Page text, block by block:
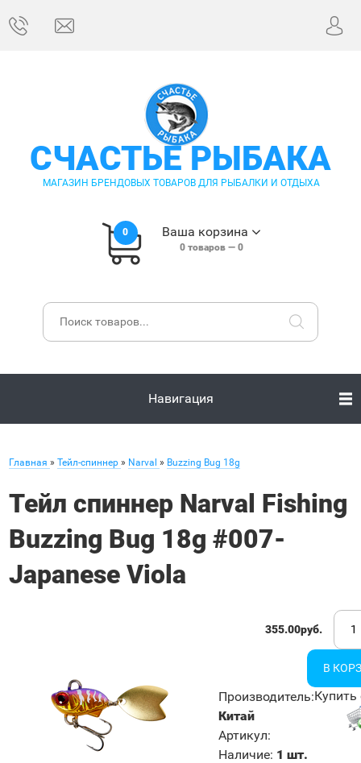
СЧАСТЬЕ РЫБАКА
МАГАЗИН БРЕНДОВЫХ ТОВАРОВ ДЛЯ РЫБАЛКИ И ОТДЫХА
0 Ваша корзина
0товаров — 0
Навигация
Главная » Тейл-спиннер » Narval » Buzzing Bug 18g
Тейл спиннер Narval Fishing
Buzzing Bug 18g #007-
Japanese Viola
355.00руб.
Производитель:
Китай
Артикул:
Наличие: 1 шт.
Купить